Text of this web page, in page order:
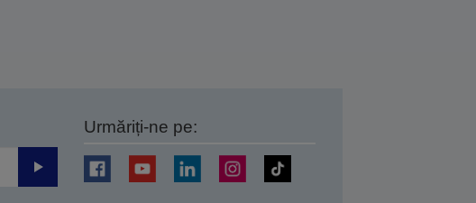
Trimiteți
Urmăriți-ne pe: